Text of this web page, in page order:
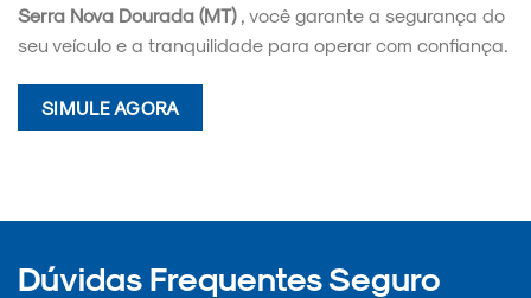
Serra Nova Dourada (MT) , você garante a segurança do
seu veículo e a tranquilidade para operar com confiança.
SIMULE AGORA
Dúvidas Frequentes Seguro